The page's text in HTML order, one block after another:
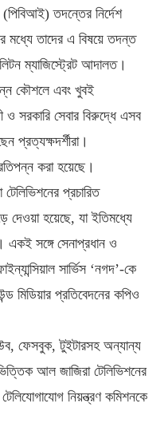
তদন্তের নির্দেশ
মধ্যে তাদের এ বিষয়ে তদন্ত
ম্যাজিস্ট্রেট আদালত।
কৌশলে এবং খুবই
ও সরকারি সেবার বিরুদ্ধে এসব
প্রত্যক্ষদর্শীরা।
করা হয়েছে।
প্রচারিত
দেওয়া হয়েছে, যা ইতিমধ্যে
একই সঙ্গে সেনাপ্রধান ও
সার্ভিস ‘নগদ’-কে
মিডিয়ার প্রতিবেদনের কপিও
ফেসবুক, টুইটারসহ অন্যান্য
আল জাজিরা টেলিভিশনের
নিয়ন্ত্রণ কমিশনকে